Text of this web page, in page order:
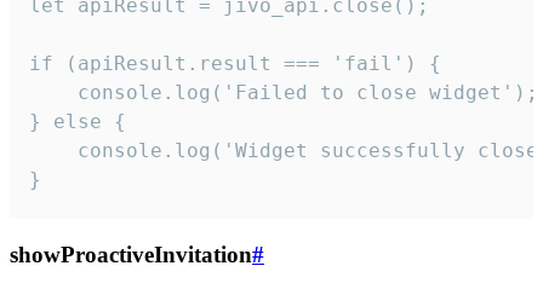
let apiResult = jivo_api.close();
if (apiResult.result === 'fail') {
    console.log('Failed to close widget');
} else {
console.log('Widget successfully
}
showProactiveInvitation#